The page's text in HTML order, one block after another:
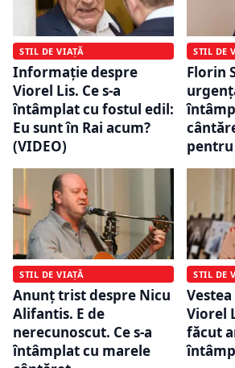
STIL DE VIAȚĂ
Informație despre
Viorel Lis. Ce s-a
întâmplat cu fostul edil:
Eu sunt în Rai acum?
(VIDEO)
STIL DE
Florin
pentru
STIL DE VIAȚĂ
Anunț trist despre Nicu
Alifantis. E de
nerecunoscut. Ce s-a
întâmplat cu marele
STIL DE
Viorel
făcut